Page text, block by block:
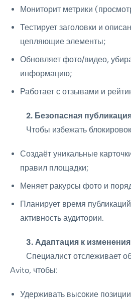
Мониторит метрики
Тестирует заголовки и
цепляющие элементы;
Обновляет фото/видео,
информацию;
Работает с отзывами и
2. Безопасная
Чтобы избежать
Создаёт уникальные
правил площадки;
Меняет ракурсы фото и
Планирует время
активность аудитории.
3. Адаптация к
Специалист отслеживает
Avito, чтобы:
Удерживать высокие